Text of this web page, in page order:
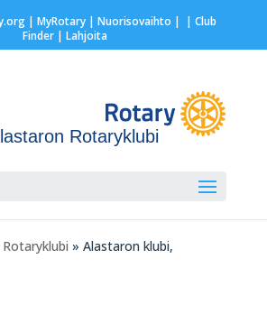
| MyRotary | Nuorisovaihto | | Club
Finder| Lahjoita
Rotaryklubi
» Alastaron klubi,